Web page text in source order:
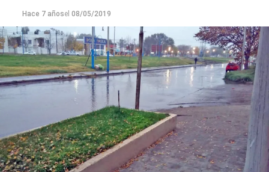
Hace 7 añosel 08/05/2019